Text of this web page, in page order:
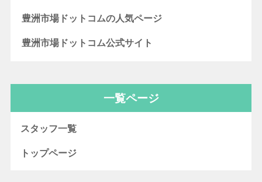
豊洲市場ドットコムの人気ページ
豊洲市場ドットコム公式サイト
一覧ページ
スタッフ一覧
トップページ